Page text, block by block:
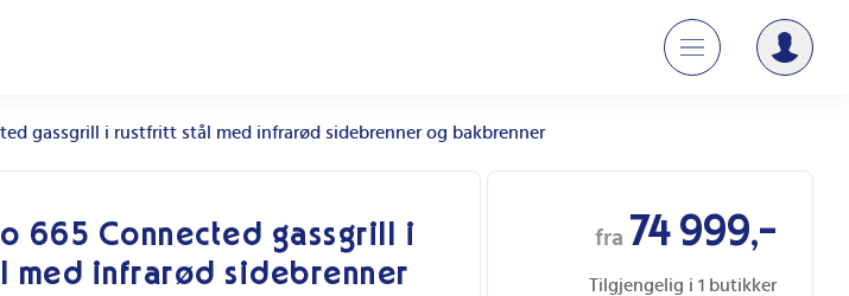
gassgrill i rustfritt stål med infrarød sidebrenner og bakbrenner
665 Connected gassgrill i
med infrarød sidebrenner
fra 74 999,-
Tilgjengelig i 1 butikker